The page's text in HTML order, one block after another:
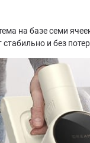
на базе семи
и без